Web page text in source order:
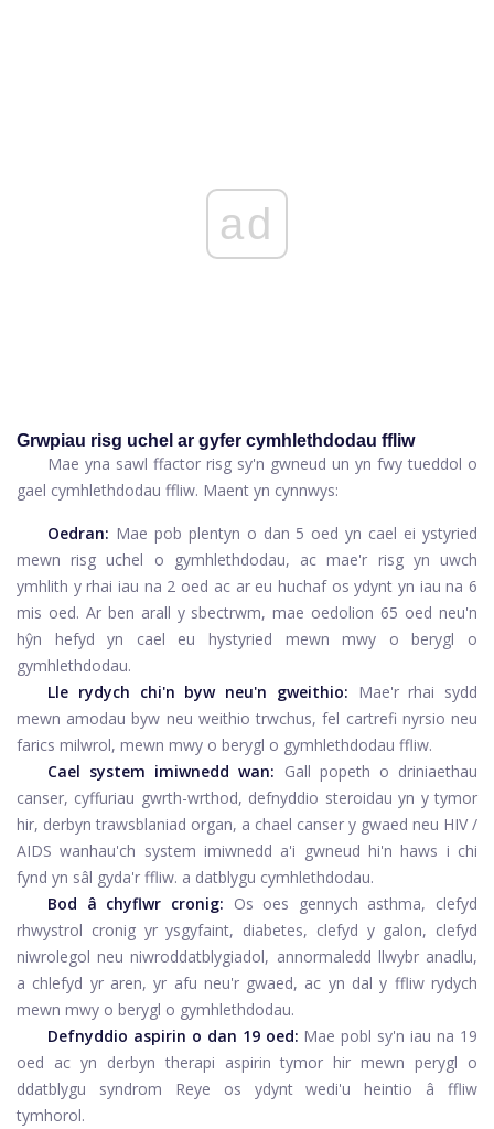
ad
Grwpiau risg uchel ar gyfer cymhlethdodau ffliw
Mae yna sawl ffactor risg sy'n gwneud un yn fwy tueddol o
gael cymhlethdodau ffliw. Maent yn cynnwys:
Oedran: Mae pob plentyn o dan 5 oed yn cael ei ystyried
mewn risg uchel o gymhlethdodau, ac mae'r risg yn uwch
ymhlith y rhai iau na 2 oed ac ar eu huchaf os ydynt yn iau na 6
mis oed. Ar ben arall y sbectrwm, mae oedolion 65 oed neu'n
hŷn hefyd yn cael eu hystyried mewn mwy o berygl o
gymhlethdodau.
Lle rydych chi'n byw neu'n gweithio: Mae'r rhai sydd
mewn amodau byw neu weithio trwchus, fel cartrefi nyrsio neu
farics milwrol, mewn mwy o berygl o gymhlethdodau ffliw.
Cael system imiwnedd wan: Gall popeth o driniaethau
canser, cyffuriau gwrth-wrthod, defnyddio steroidau yn y tymor
hir, derbyn trawsblaniad organ, a chael canser y gwaed neu HIV /
AIDS wanhau'ch system imiwnedd a'i gwneud hi'n haws i chi
fynd yn sâl gyda'r ffliw. a datblygu cymhlethdodau.
Bod â chyflwr cronig: Os oes gennych asthma, clefyd
rhwystrol cronig yr ysgyfaint, diabetes, clefyd y galon, clefyd
niwrolegol neu niwroddatblygiadol, annormaledd llwybr anadlu,
a chlefyd yr aren, yr afu neu'r gwaed, ac yn dal y ffliw rydych
mewn mwy o berygl o gymhlethdodau.
Defnyddio aspirin o dan 19 oed: Mae pobl sy'n iau na 19
oed ac yn derbyn therapi aspirin tymor hir mewn perygl o
ddatblygu syndrom Reye os ydynt wedi'u heintio â ffliw
tymhorol.